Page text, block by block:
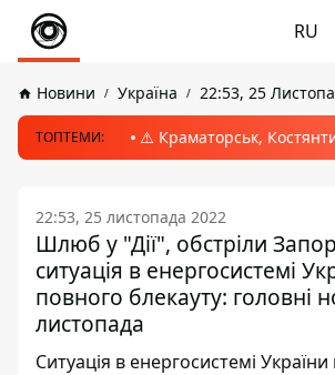
RU
Новини Україна 22:53, 25
ТОПТЕМИ: ⚠️ Краматорськ,
22:53, 25 листопада 2022
Шлюб у "Дії", обстріли
ситуація в енергосистемі
повного блекауту: головні
листопада
Ситуація в енергосистемі